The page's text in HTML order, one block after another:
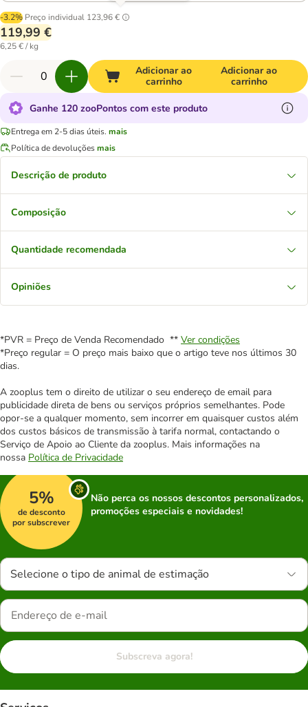
-3.2% Preço individual 123,96 €
119,99 €
6,25 € / kg
Adicionar ao
carrinho
Adicionar ao
carrinho
Ganhe 120 zooPontos com este produto
Entrega em 2-5 dias úteis. mais
Política de devoluçõesmais
Descrição de produto
Composição
Quantidade recomendada
Opiniões
*PVR = Preço de Venda Recomendado ** Ver condições
*Preço regular = O preço mais baixo que o artigo teve nos últimos 30
dias.
A zooplus tem o direito de utilizar o seu endereço de email para
publicidade direta de bens ou serviços próprios semelhantes. Pode
opor-se a qualquer momento, sem incorrer em quaisquer custos além
dos custos básicos de transmissão à tarifa normal, contactando o
Serviço de Apoio ao Cliente da zooplus. Mais informações na
nossa Política de Privacidade
5%
de desconto
por subscrever
Não perca os nossos descontos personalizados,
promoções especiais e novidades!
Selecione o tipo de animal de estimação
Subscreva agora!